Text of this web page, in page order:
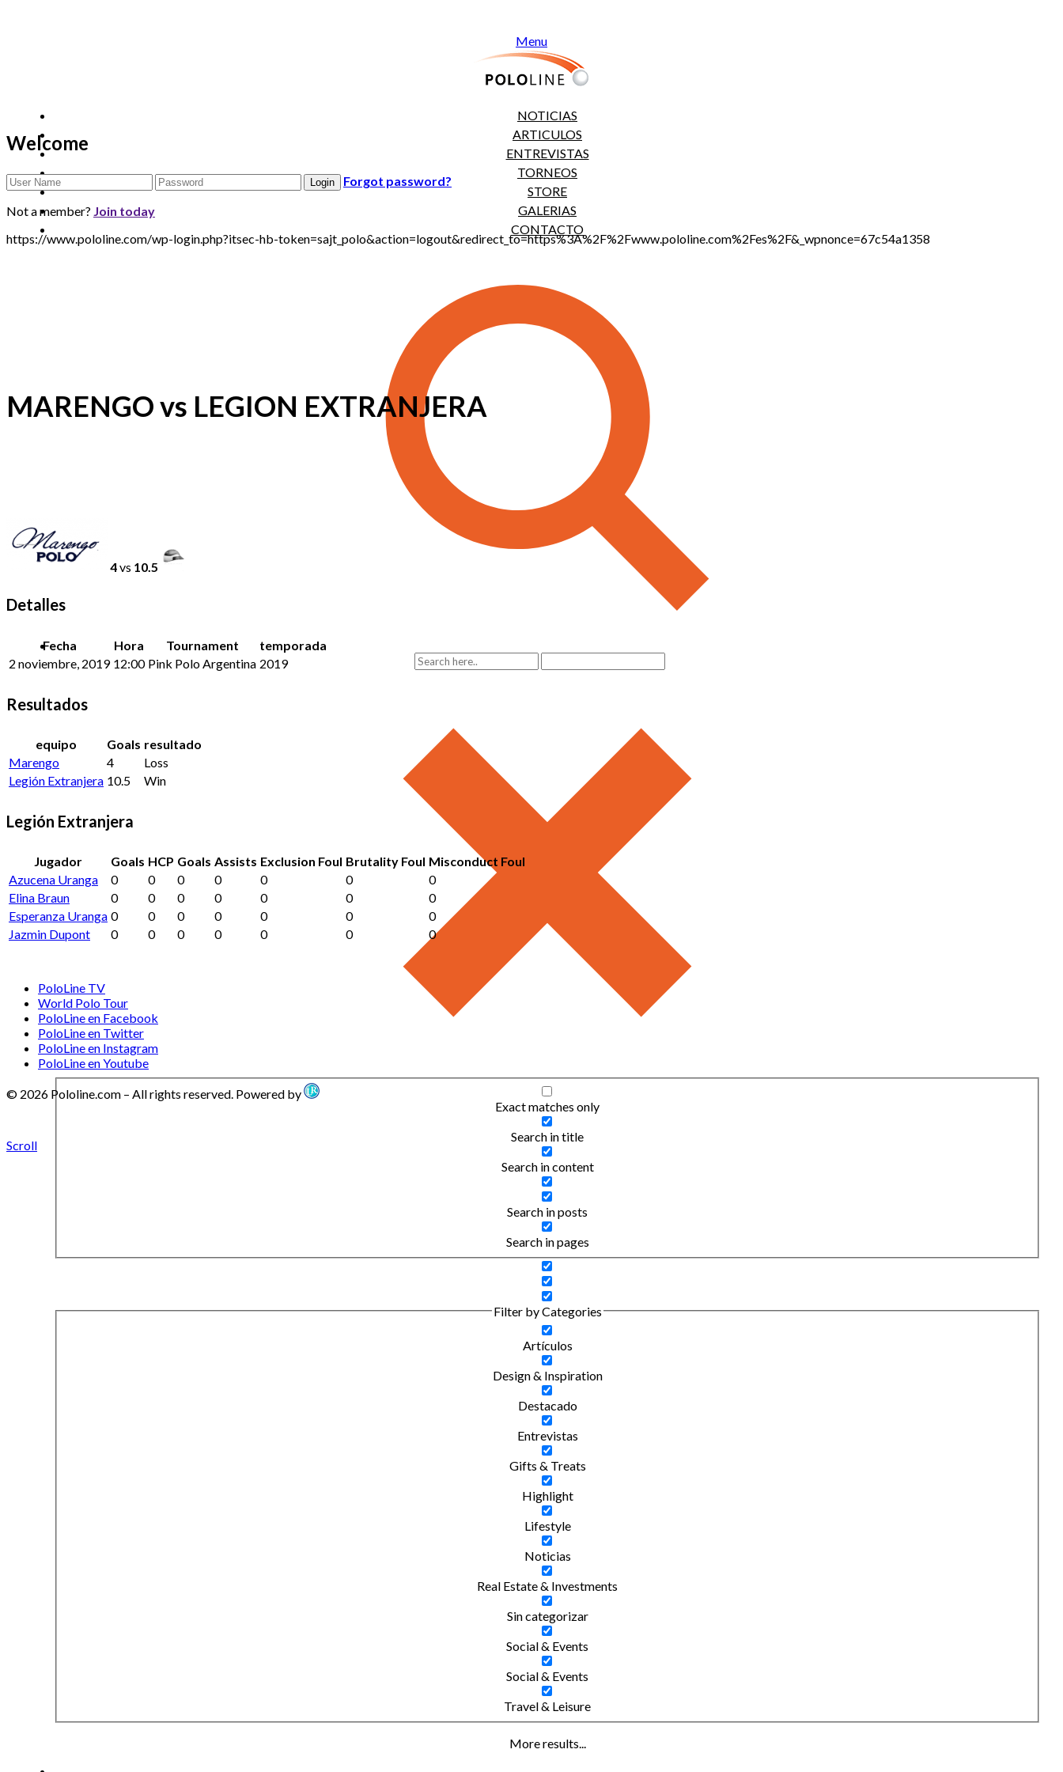
Menu
NOTICIAS
ARTICULOS
ENTREVISTAS
TORNEOS
STORE
GALERIAS
CONTACTO
Exact matches only
Search in title
Search in content
Search in posts
Search in pages
Filter by Categories
Artículos
Design & Inspiration
Destacado
Entrevistas
Gifts & Treats
Highlight
Lifestyle
Noticias
Real Estate & Investments
Sin categorizar
Social & Events
Social & Events
Travel & Leisure
More results...
Welcome
Forgot password?
Not a member? Join today
https://www.pololine.com/wp-login.php?itsec-hb-token=sajt_polo&action=logout&redirect_to=https%3A%2F%2Fwww.pololine.com%2Fes%2F&_wpnonce=67c54a1358
MARENGO vs LEGION EXTRANJERA
4vs 10.5
Detalles
Fecha Hora Tournament
temporada
2 noviembre, 2019 12:00 Pink Polo Argentina 2019
Resultados
equipo Goals resultado
Marengo
4
Loss
Legión Extranjera 10.5 Win
Legión Extranjera
Jugador Goals HCP Goals Assists Exclusion Foul Brutality Foul Misconduct Foul
Azucena Uranga
0 0 0 0 0 0
0
Elina Braun
0 0 0 0 0 0
0
Esperanza Uranga 0 0 0 0 0 0
0
Jazmin Dupont
0 0 0 0 0 0 0
PoloLine TV
World Polo Tour
PoloLine en Facebook
PoloLine en Twitter
PoloLine en Instagram
PoloLine en Youtube
© 2026 Pololine.com – All rights reserved. Powered by
Scroll